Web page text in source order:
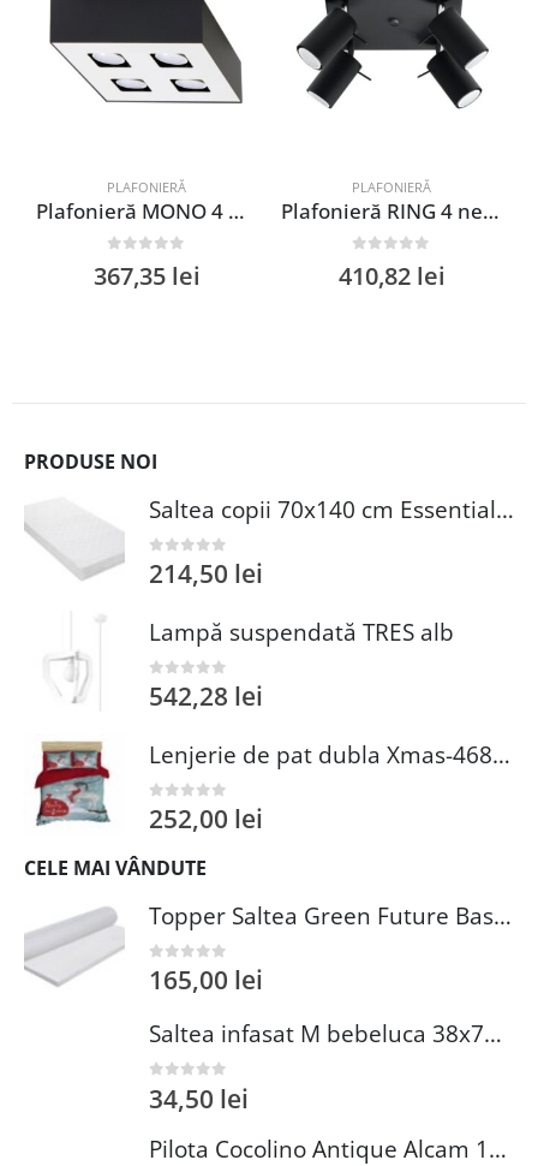
PLAFONIERĂ
Plafonieră MONO 4 negru
367,35 lei
PLAFONIERĂ
Plafonieră RING 4 negru
410,82 lei
PRODUSE NOI
Saltea copii 70x140 cm Essentials Fiber cu arcuri Bonnell, H 10 cm, confort și igienă superioară pentru bebeluși
0 out of 5
214,50 lei
Lampă suspendată TRES alb
0out of 5
542,28 lei
Lenjerie de pat dubla Xmas-468 Pearl Home 3 piese multicolor amestec bumbac 200x220 cm cu 2 fete de perna 50x70 cm
0 out of 5
252,00 lei
CELE MAI VÂNDUTE
Topper Saltea Green Future Basic Confort 80x190 cm Spuma Poliuretanica Elastica Husa PES 100%
0 out of 5
165,00 lei
Saltea infasat M bebeluca 38x70 cm spuma PVC lavabila pentru confort si siguranta bebelusului
0 out of 5
34,50 lei
Pilota Cocolino Antique Alcam 140x200 cm din Microfibra si Fleece pentru Confort Premium